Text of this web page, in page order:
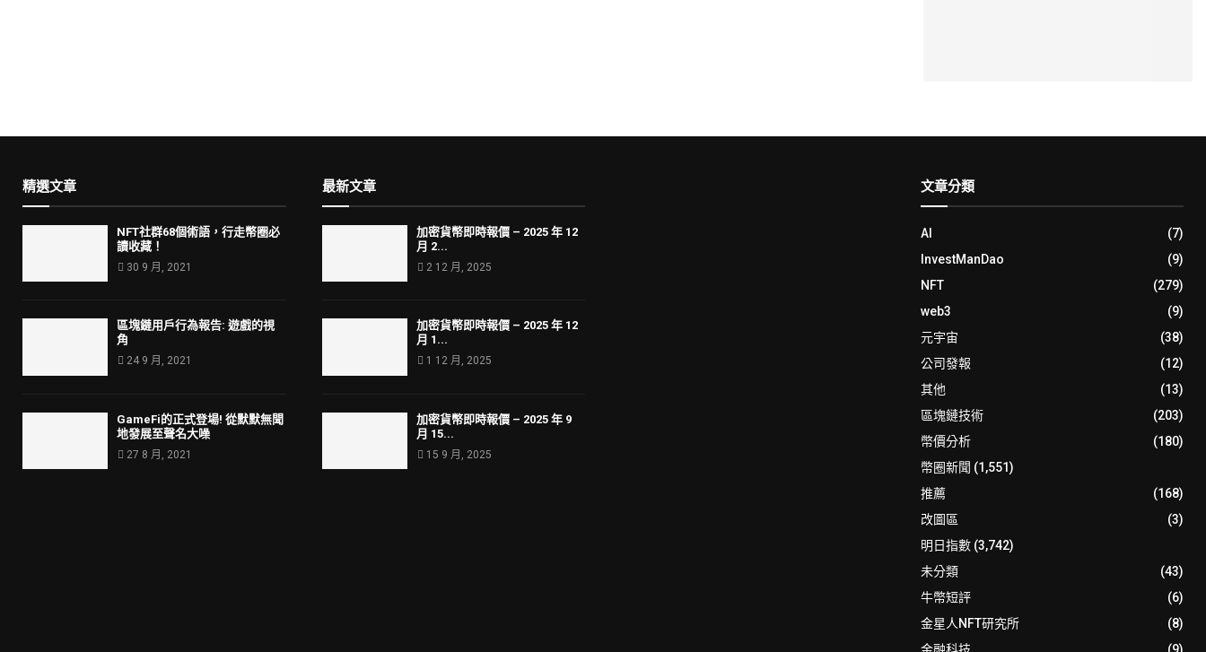
精選文章
NFT社群68個術語，行走幣圈必
讀收藏！
30 9 月, 2021
區塊鏈用戶行為報告: 遊戲的視
角
24 9 月, 2021
GameFi的正式登場! 從默默無聞
地發展至聲名大噪
27 8 月, 2021
最新文章
加密貨幣即時報價 – 2025 年 12
月 2...
2 12 月, 2025
加密貨幣即時報價 – 2025 年 12
月 1...
1 12 月, 2025
加密貨幣即時報價 – 2025 年 9
月 15...
15 9 月, 2025
文章分類
AI
(7)
InvestManDao
(9)
NFT
(279)
web3
(9)
元宇宙
(38)
公司發報
(12)
其他
(13)
區塊鏈技術
(203)
幣價分析
(180)
幣圈新聞 (1,551)
推薦
(168)
改圖區
(3)
明日指數(3,742)
未分類
(43)
牛幣短評
(6)
金星人NFT研究所
(8)